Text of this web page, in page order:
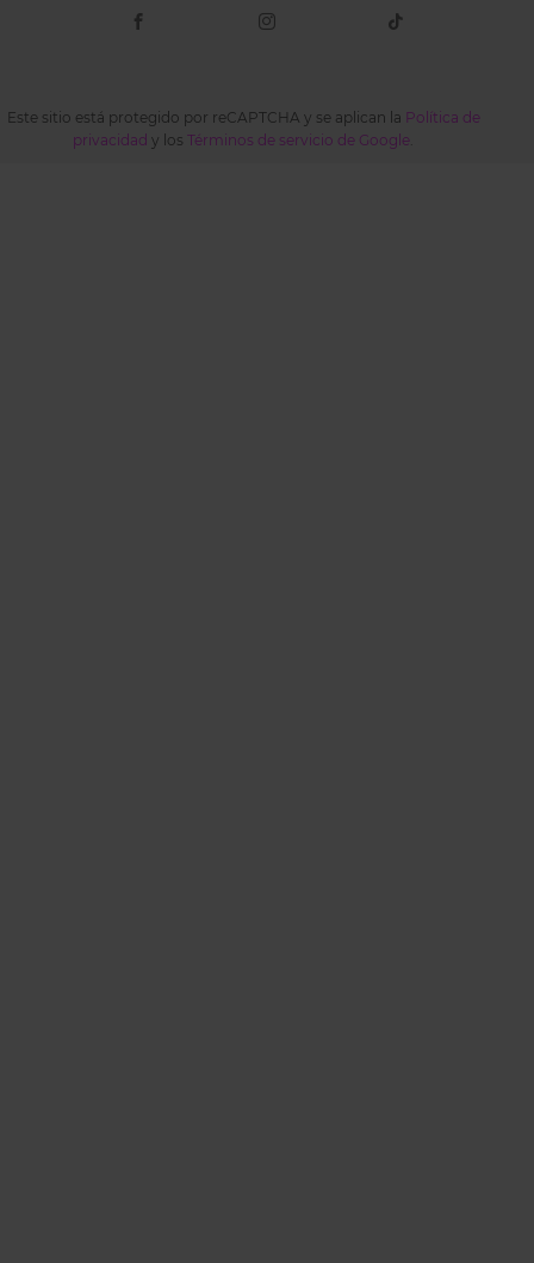
Este sitio está protegido por reCAPTCHA y se aplican la Política de
privacidad y los Términos de servicio de Google